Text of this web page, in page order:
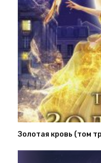
Золотая кровь (том